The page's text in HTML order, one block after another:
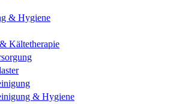
& Hygiene
Kältetherapie
& Hygiene